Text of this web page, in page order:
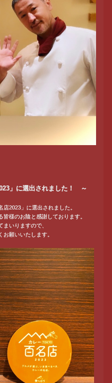
」に選出されました！ ～
2023」に選出されました。
様のお陰と感謝しております。
いりますので、
願いいたします。